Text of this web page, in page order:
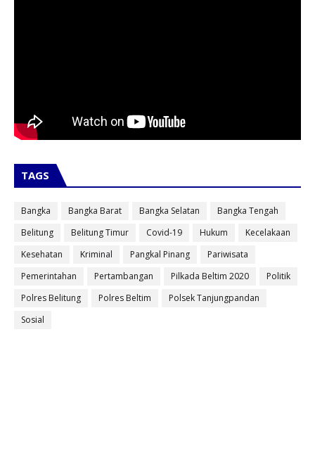
TAGS
Bangka Bangka Barat Bangka Selatan
Bangka Tengah
Belitung
Belitung Timur Covid-19 Hukum
Kecelakaan
Kesehatan
Kriminal Pangkal Pinang
Pariwisata
Pemerintahan
Pertambangan Pilkada Beltim 2020
Politik
Polres Belitung
Polres Beltim
Polsek Tanjungpandan
Sosial